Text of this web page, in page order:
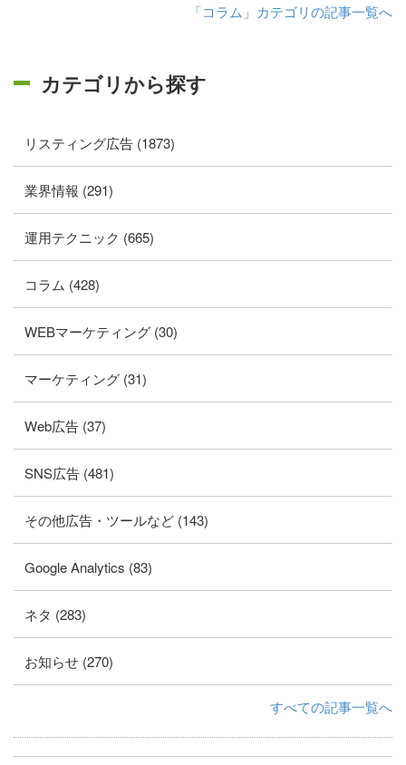
「コラム」カテゴリの記事一覧へ
カテゴリから探す
リスティング広告 (1873)
業界情報 (291)
運用テクニック (665)
コラム (428)
WEBマーケティング (30)
マーケティング (31)
Web広告 (37)
SNS広告 (481)
その他広告・ツールなど (143)
Google Analytics (83)
ネタ (283)
お知らせ (270)
すべての記事一覧へ